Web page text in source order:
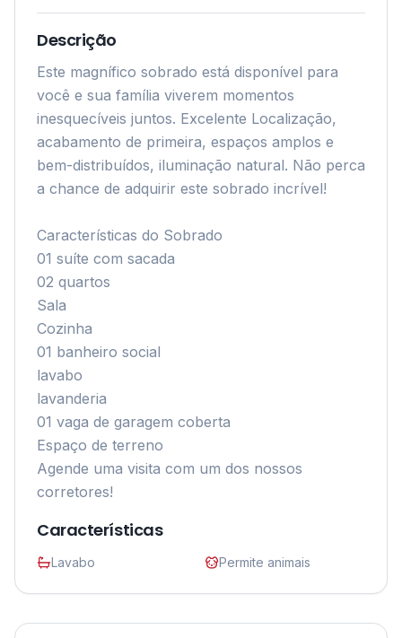
Descrição
Este magnífico sobrado está disponível para
você e sua família viverem momentos
inesquecíveis juntos. Excelente Localização,
acabamento de primeira, espaços amplos e
bem-distribuídos, iluminação natural. Não perca
a chance de adquirir este sobrado incrível!
Características do Sobrado
01 suíte com sacada
02 quartos
Sala
Cozinha
01 banheiro social
lavabo
lavanderia
01 vaga de garagem coberta
Espaço de terreno
Agende uma visita com um dos nossos
corretores!
Características
Lavabo Permite animais